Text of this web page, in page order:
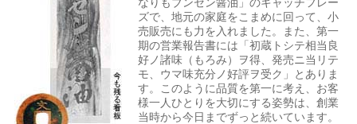
ズで、地元の家庭をこまめに回って、小
売販売にも力を入れました。また、第一
期の営業報告書には「初蔵トシテ相当良
好ノ諸味（もろみ）ヲ得、発売ニ当リテ
モ、ウマ味充分ノ好評ヲ受ク」とありま
す。このように品質を第一に考え、お客
様一人ひとりを大切にする姿勢は、創業
当時から今日までずっと続いています。